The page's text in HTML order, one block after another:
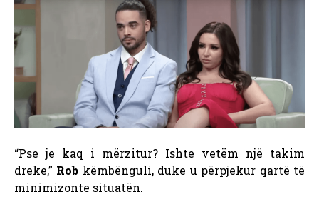
“Pse je kaq i mërzitur? Ishte vetëm një takim
dreke,” Rob këmbënguli, duke u përpjekur qartë të
minimizonte situatën.